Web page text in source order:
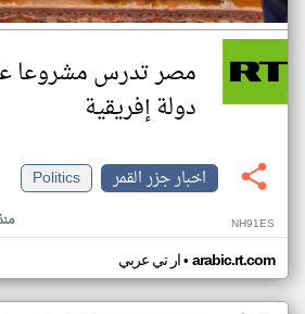
مصر تدرس مشروعا
دولة إفريقية
اخبار جزر القمر
Politics
NH91ES
ار تي عربي• arabic.rt.com